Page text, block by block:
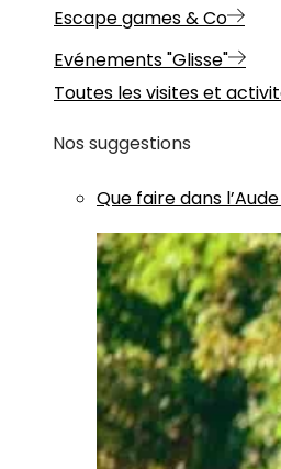
Escape games & Co
Evénements "Glisse"
Toutes les visites et
Nos suggestions
Que faire dans